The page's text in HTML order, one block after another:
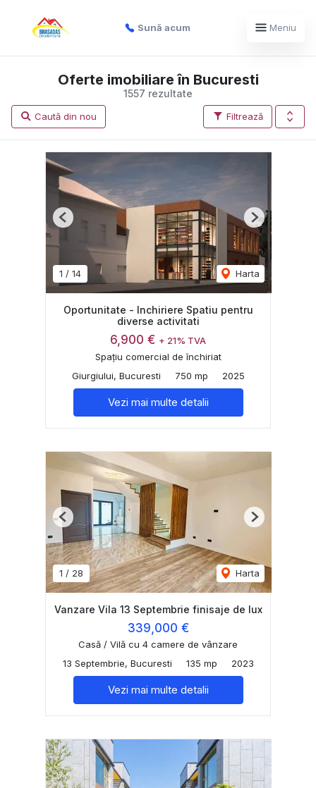
Sună acum Meniu
1557 rezultate
Oferte imobiliare în Bucuresti
Filtrează
Caută din nou
1 / 14 Harta
Previous Next
Oportunitate - Inchiriere Spatiu pentru
diverse activitati
6,900 € + 21% TVA
Spațiu comercial de închiriat
Giurgiului, Bucuresti
750 mp 2025
Vezi mai multe detalii
1 / 28 Harta
Previous Next
Vanzare Vila 13 Septembrie finisaje de lux
339,000 €
Casă / Vilă cu 4 camere de vânzare
13 Septembrie, Bucuresti
135 mp 2023
Vezi mai multe detalii